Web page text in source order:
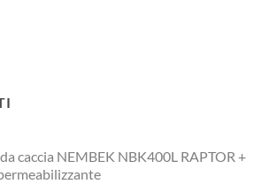
caccia NEMBEK NBK400L RAPTOR +